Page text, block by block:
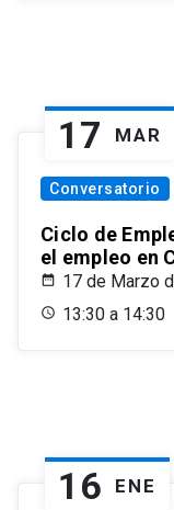
17 MAR
Conversatorio
Ciclo de
el empleo en
17 de Marzo
13:30 a 14:30
16 ENE